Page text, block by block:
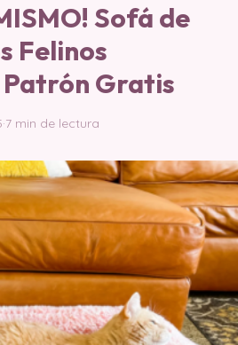
Sofá de
Felinos
Patrón Gratis
·7 min de lectura